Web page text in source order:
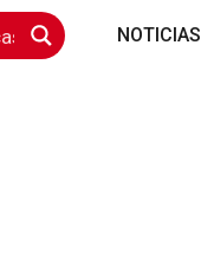
NOTICIAS